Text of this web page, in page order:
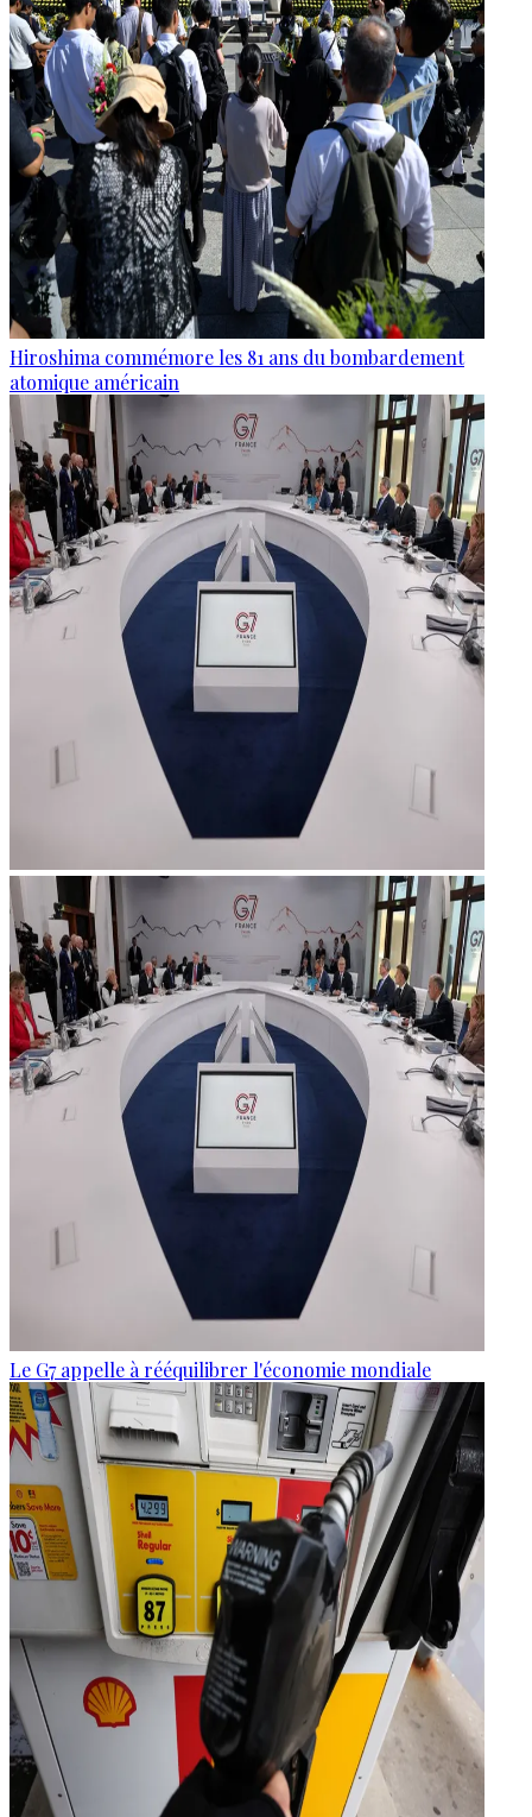
Hiroshima commémore les 81 ans du bombardement
atomique américain
Le G7 appelle à rééquilibrer l'économie mondiale